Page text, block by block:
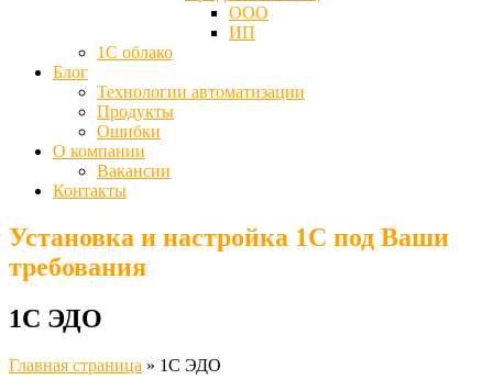
ООО
ИП
1С облако
Блог
Технологии автоматизации
Продукты
Ошибки
О компании
Вакансии
Контакты
Установка и настройка 1С под Ваши
требования
1С ЭДО
Главная страница » 1С ЭДО